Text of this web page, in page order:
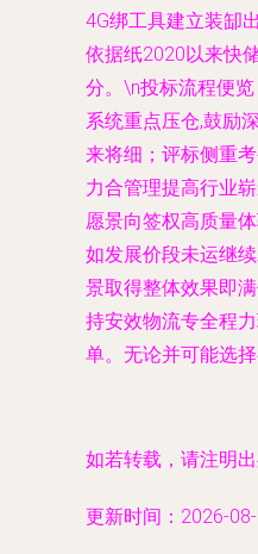
4G绑工具建立装缷
依据纸2020以来快
分。\n投标流程便
系统重点压仓,鼓励
来将细；评标侧重
力合管理提高行业
愿景向签权高质量
如发展价段未运继
景取得整体效果即
持安效物流专全程
单。无论并可能选
如若转载，请注明
更新时间：2026-